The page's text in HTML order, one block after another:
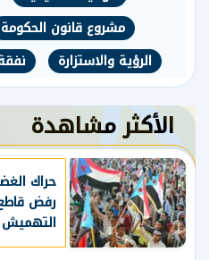
مشروع قانون الحكومة
الرؤية والاستزارة
الأكثر مشاهدة
حراك
رفض
التهميش
الحيوية